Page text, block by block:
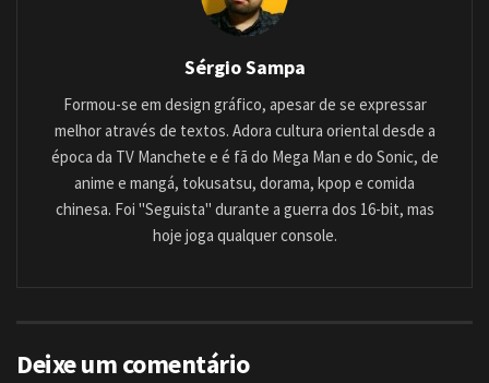
Sérgio Sampa
Formou-se em design gráfico, apesar de se expressar
melhor através de textos. Adora cultura oriental desde a
época da TV Manchete e é fã do Mega Man e do Sonic, de
anime e mangá, tokusatsu, dorama, kpop e comida
chinesa. Foi "Seguista" durante a guerra dos 16-bit, mas
hoje joga qualquer console.
Deixe um comentário